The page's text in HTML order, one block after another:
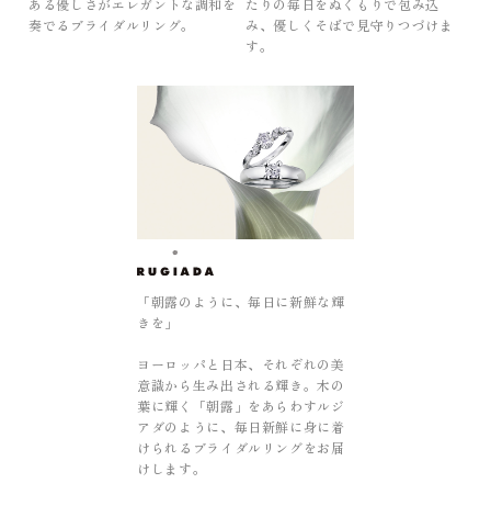
奏でるブライダルリング。
み、優しくそばで見守りつづけま
す。
「朝露のように、毎日に新鮮な輝
きを」
ヨーロッパと日本、それぞれの美
意識から生み出される輝き。木の
葉に輝く「朝露」をあらわすルジ
アダのように、毎日新鮮に身に着
けられるブライダルリングをお届
けします。